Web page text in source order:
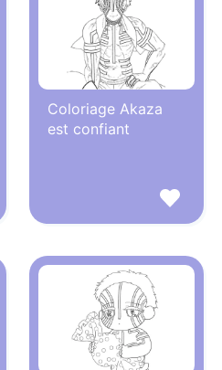
Coloriage Akaza
est confiant